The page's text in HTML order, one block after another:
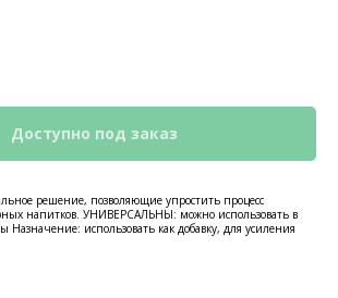
решение, позволяющие упростить процесс
напитков. УНИВЕРСАЛЬНЫ: можно использовать в
использовать как добавку, для усиления